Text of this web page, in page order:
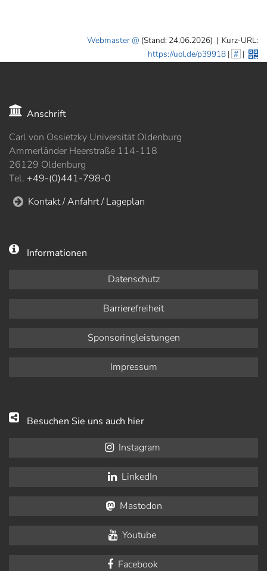
Webmaster (Stand: 24.06.2026) | Kurz-URL:
https://uol.de/p39918| # |
Anschrift
Carl von Ossietzky Universität Oldenburg
Ammerländer Heerstraße 114-118
26129 Oldenburg
Tel. +49-(0)441-798-0
Kontakt / Anfahrt / Lageplan
Informationen
Datenschutz
Barrierefreiheit
Sponsoringleistungen
Impressum
Besuchen Sie uns auch hier
Instagram
LinkedIn
Mastodon
Youtube
Facebook